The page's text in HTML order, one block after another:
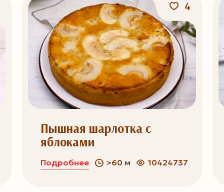
4
Пышная шарлотка с
яблоками
Подробнее >60 м 10424737